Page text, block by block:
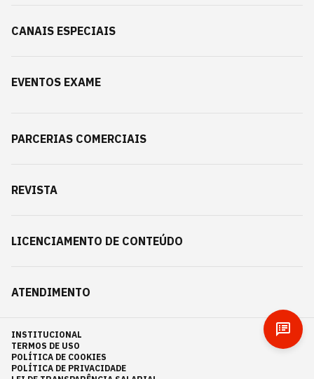
CANAIS ESPECIAIS
EVENTOS EXAME
PARCERIAS COMERCIAIS
REVISTA
LICENCIAMENTO DE CONTEÚDO
ATENDIMENTO
INSTITUCIONAL
TERMOS DE USO
POLÍTICA DE COOKIES
POLÍTICA DE PRIVACIDADE